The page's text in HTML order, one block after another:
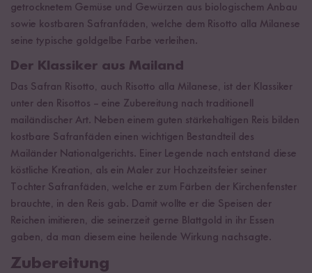
getrocknetem Gemüse und Gewürzen aus biologischem Anbau
sowie kostbaren Safranfäden, welche dem Risotto alla Milanese
seine typische goldgelbe Farbe verleihen.
Der Klassiker aus Mailand
Das Safran Risotto, auch Risotto alla Milanese, ist der Klassiker
unter den Risottos – eine Zubereitung nach traditionell
mailändischer Art. Neben einem guten stärkehaltigen Reis bilden
kostbare Safranfäden einen wichtigen Bestandteil des
Mailänder Nationalgerichts. Einer Legende nach entstand diese
köstliche Kreation, als ein Maler zur Hochzeitsfeier seiner
Tochter Safranfäden, welche er zum Färben der Kirchenfenster
brauchte, in den Reis gab. Damit wollte er die Speisen der
Reichen imitieren, die seinerzeit gerne Blattgold in ihr Essen
gaben, da man diesem eine heilende Wirkung nachsagte.
Zubereitung